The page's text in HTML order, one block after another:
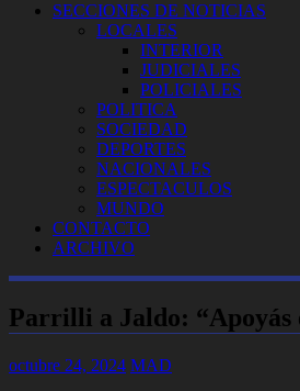
SECCIONES DE NOTICIAS
LOCALES
INTERIOR
JUDICIALES
POLICIALES
POLITICA
SOCIEDAD
DEPORTES
NACIONALES
ESPECTACULOS
MUNDO
CONTACTO
ARCHIVO
Parrilli a Jaldo: “Apoyás
octubre 24, 2024 MAD